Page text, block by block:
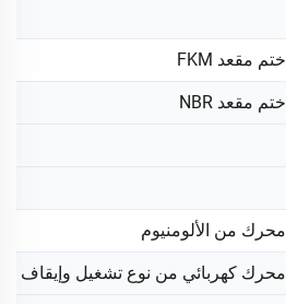
ختم مقعد FKM
ختم مقعد NBR
محرك من الألومنيوم
محرك كهربائي من نوع تشغيل وإيقاف